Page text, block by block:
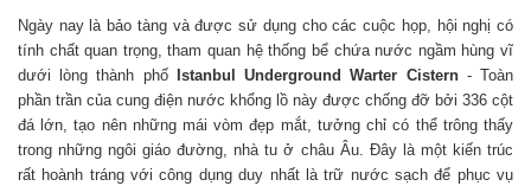
Ngày nay là bảo tàng và được sử dụng cho các cuộc họp, hội nghị có
tính chất quan trọng, tham quan hệ thống bể chứa nước ngầm hùng vĩ
dưới lòng thành phố
Istanbul Underground Warter Cistern- Toàn
phần trần của cung điện nước khổng lồ này được chống đỡ bởi 336 cột
đá lớn, tạo nên những mái vòm đẹp mắt, tưởng chỉ có thể trông thấy
trong những ngôi giáo đường, nhà tu ở châu Âu. Đây là một kiến trúc
rất hoành tráng với công dụng duy nhất là trữ nước sạch để phục vụ